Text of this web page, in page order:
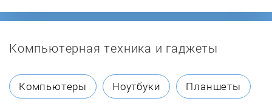
Coleman
Компьютерная техника и гаджеты
Компьютеры Ноутбуки Планшеты